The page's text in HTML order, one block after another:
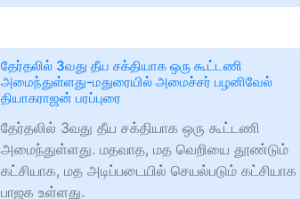
தேர்தலில் 3வது தீய சக்தியாக ஒரு கூட்டணி
அமைந்துள்ளது-மதுரையில் அமைச்சர் பழனிவேல்
தியாகராஜன் பரப்புரை
தேர்தலில் 3வது தீய சக்தியாக ஒரு கூட்டணி
அமைந்துள்ளது. மதவாத, மத வெறியை தூண்டும்
கட்சியாக, மத அடிப்படையில் செயல்படும் கட்சியாக
பாஜக உள்ளது.